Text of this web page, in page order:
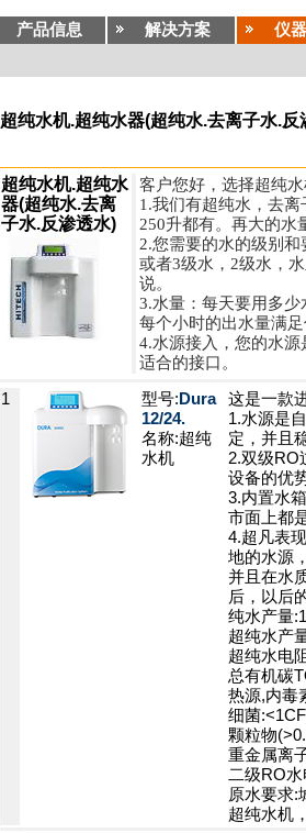
产品信息 解决方案
仪
超纯水机.超纯水器(超纯水.去离子水.反
超纯水机.超纯水
器(超纯水.去离
子水.反渗透水)
客户您好，选择超纯
1.我们有超纯水，去
250升都有。再大的水
2.您需要的水的级别
或者3级水，2级水，
说。
3.水量：每天要用多
每个小时的出水量满
4.水源接入，您的水
适合的接口。
1 型号: Dura
12/24.
名称:超纯
水机
这是一款
1.水源是
定，并且
2.双级RO
设备的优
3.内置水
市面上都
4.超凡表
地的水源
并且在水
后，以后
纯水产量
超纯水产
超纯水电
总有机碳
热源,内毒
细菌
颗粒物
重金属离
二级RO
原水要求:
超纯水机